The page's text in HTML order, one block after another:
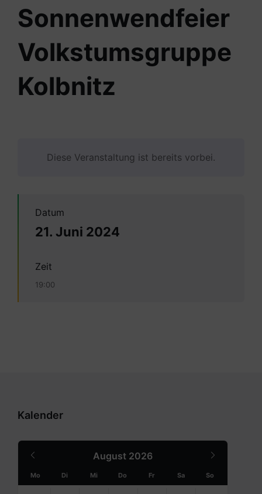
Sonnenwendfeier
Volkstumsgruppe
Kolbnitz
Diese Veranstaltung ist bereits vorbei.
Datum
21. Juni 2024
Zeit
19:00
Kalender
August 2026
Month
Mo Di Mi Do Fr Sa So